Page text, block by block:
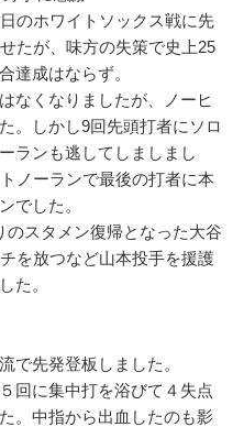
のホワイトソックス戦に先
たが、味方の失策で史上25
達成はならず。
なくなりましたが、ノーヒ
。しかし9回先頭打者にソロ
ランも逃してしましまし
ノーランで最後の打者に本
でした。
スタメン復帰となった大谷
を放つなど山本投手を援護
た。
で先発登板しました。
回に集中打を浴びて４失点
。中指から出血したのも影